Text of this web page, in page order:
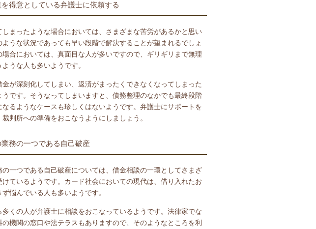
を得意としている弁護士に依頼する
しまったような場合においては、さまざまな苦労があるかと思い
ような状況であっても早い段階で解決することが望まれるでしょ
場合においては、真面目な人が多いですので、ギリギリまで無理
うな人も多いようです。
金が深刻化してしまい、返済がまったくできなくなってしまった
うです。そうなってしまいますと、債務整理のなかでも最終段階
なるようなケースも珍しくはないようです。弁護士にサポートを
判所への準備をおこなうようにしましょう。
務の一つである自己破産
の一つである自己破産については、借金相談の一環としてさまざ
けているようです。カード社会においての現代は、借り入れたお
悩んでいる人も多いようです。
多くの人が弁護士に相談をおこなっているようです。法律家でな
の機関の窓口や法テラスもありますので、そのようなところを利